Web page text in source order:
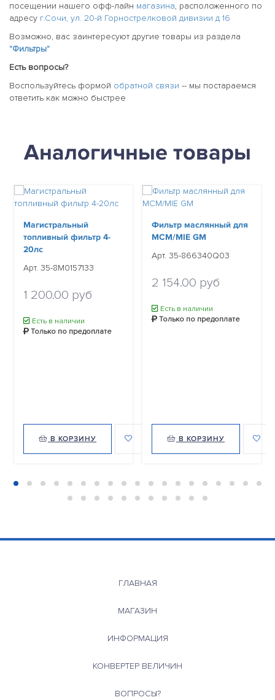
посещении нашего офф-лайн магазина, расположенного по
адресу г.Сочи, ул. 20-й Горнострелковой дивизии д 16
Возможно, вас заинтересуют другие товары из раздела
"Фильтры"
Есть вопросы?
Воспользуйтесь формой обратной связи -- мы постараемся
ответить как можно быстрее
Аналогичные товары
Магистральный
топливный фильтр 4-
20лс
Арт. 35-8M0157133
1 200.00 руб
Есть в наличии
Только по предоплате
В КОРЗИНУ
Фильтр маслянный для
MCM/MIE GM
Арт. 35-866340Q03
2 154.00 руб
Есть в наличии
Только по предоплате
В КОРЗИНУ
ГЛАВНАЯ
МАГАЗИН
ИНФОРМАЦИЯ
КОНВЕРТЕР ВЕЛИЧИН
ВОПРОСЫ?